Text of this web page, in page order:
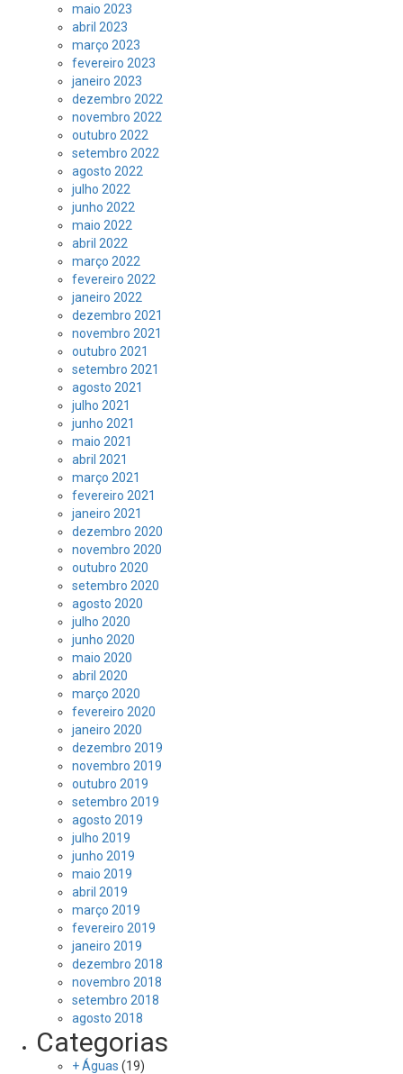
maio 2023
abril 2023
março 2023
fevereiro 2023
janeiro 2023
dezembro 2022
novembro 2022
outubro 2022
setembro 2022
agosto 2022
julho 2022
junho 2022
maio 2022
abril 2022
março 2022
fevereiro 2022
janeiro 2022
dezembro 2021
novembro 2021
outubro 2021
setembro 2021
agosto 2021
julho 2021
junho 2021
maio 2021
abril 2021
março 2021
fevereiro 2021
janeiro 2021
dezembro 2020
novembro 2020
outubro 2020
setembro 2020
agosto 2020
julho 2020
junho 2020
maio 2020
abril 2020
março 2020
fevereiro 2020
janeiro 2020
dezembro 2019
novembro 2019
outubro 2019
setembro 2019
agosto 2019
julho 2019
junho 2019
maio 2019
abril 2019
março 2019
fevereiro 2019
janeiro 2019
dezembro 2018
novembro 2018
setembro 2018
agosto 2018
Categorias
+ Águas (19)